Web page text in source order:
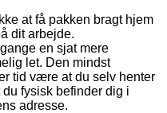
at få pakken bragt hjem
dit arbejde.
en sjat mere
let. Den mindst
tid være at du selv henter
fysisk befinder dig i
adresse.